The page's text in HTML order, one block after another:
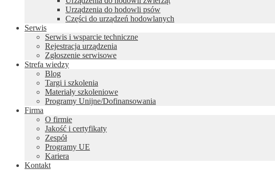
Urządzenia do hodowli psów
Części do urządzeń hodowlanych
Serwis
Serwis i wsparcie techniczne
Rejestracja urządzenia
Zgłoszenie serwisowe
Strefa wiedzy
Blog
Targi i szkolenia
Materiały szkoleniowe
Programy Unijne/Dofinansowania
Firma
O firmie
Jakość i certyfikaty
Zespół
Programy UE
Kariera
Kontakt